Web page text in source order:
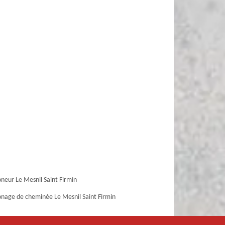
Le Mesnil Saint Firmin
de cheminée Le Mesnil Saint Firmin